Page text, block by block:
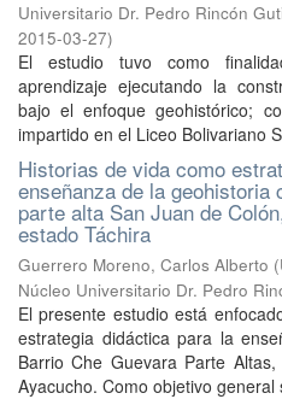
Universitario Dr. Pedro Rincón
2015-03-27)
El estudio tuvo como
aprendizaje ejecutando la
bajo el enfoque geohistórico;
impartido en el Liceo Bolivariano
Historias de vida como
enseñanza de la
parte alta San Juan de
estado Táchira
Guerrero Moreno, Carlos Alberto (
Núcleo Universitario Dr. Pedro
El presente estudio está
estrategia didáctica para la
Barrio Che Guevara Parte
Ayacucho. Como objetivo general